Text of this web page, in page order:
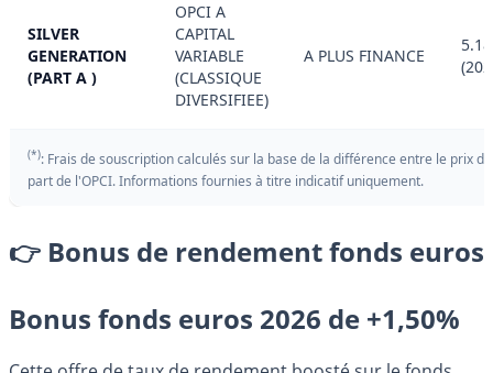
SILVER
GENERATION
(PART A )
OPCI A
CAPITAL
VARIABLE
(CLASSIQUE
DIVERSIFIEE)
A PLUS FINANCE
(*): Frais de souscription calculés sur la base de la différence entre le prix
part de l'OPCI. Informations fournies à titre indicatif uniquement.
👉 Bonus de rendement fonds euros
Bonus fonds euros 2026 de +1,50%